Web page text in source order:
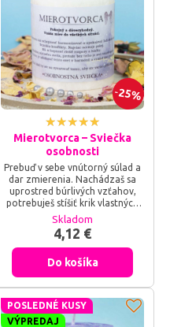
25%
Mierotvorca – Sviečka
osobnosti
Prebuď v sebe vnútorný súlad a
dar zmierenia. Nachádzaš sa
uprostred búrlivých vzťahov,
potrebuješ stíšiť krik vlastných
myšlienok, alebo hľadáš silu
vniesť svetlo porozumenia tam,
kde vládne hnev a chaos?
Sviečka osobnosti Mierotvorca
je tvojím energetickým žiaričom
– zapáľ jej plameň a dovoľ tejto
ušľachtilej vibrácii, aby prebudila
tvoju schopnosť vidieť pravdu
oboch strán, upevnila tvoju...
Skladom
4,12 €
Do košíka
POSLEDNÉ KUSY
VÝPREDAJ